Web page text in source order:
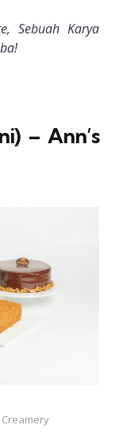
Sebuah Karya
– Ann’s
Creamery